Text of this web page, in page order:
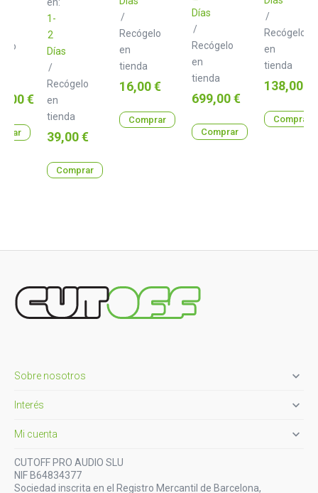
€
m
1-
2
Días
/
Recógelo
en
tienda
Precio
39,00 €
Comprar
/
Recógelo
en
tienda
Precio
16,00 €
Comprar
Días
/
Recógelo
en
tienda
Precio
699,00 €
Comprar
/
Recógelo
en
tienda
Precio
138,00 €
Comprar
Sobre nosotros 
Interés 
Mi cuenta 
CUTOFF PRO AUDIO SLU
NIF B64834377
Sociedad inscrita en el Registro Mercantil de Barcelona,